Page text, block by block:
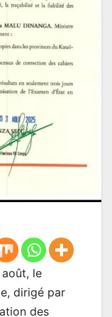
le
dirigé par
des